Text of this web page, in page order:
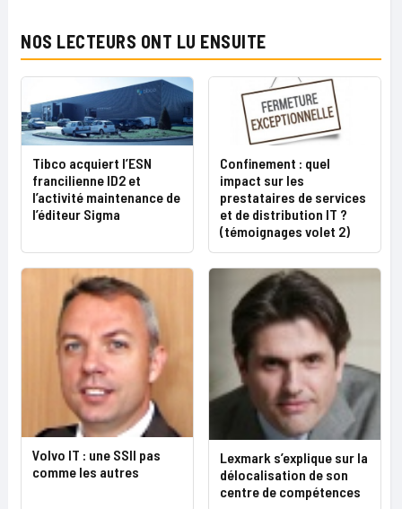
NOS LECTEURS ONT LU ENSUITE
Tibco acquiert l’ESN
francilienne ID2 et
l’activité maintenance de
l’éditeur Sigma
Confinement : quel
impact sur les
prestataires de services
et de distribution IT ?
(témoignages volet 2)
Volvo IT : une SSII pas
comme les autres
Lexmark s’explique sur la
délocalisation de son
centre de compétences